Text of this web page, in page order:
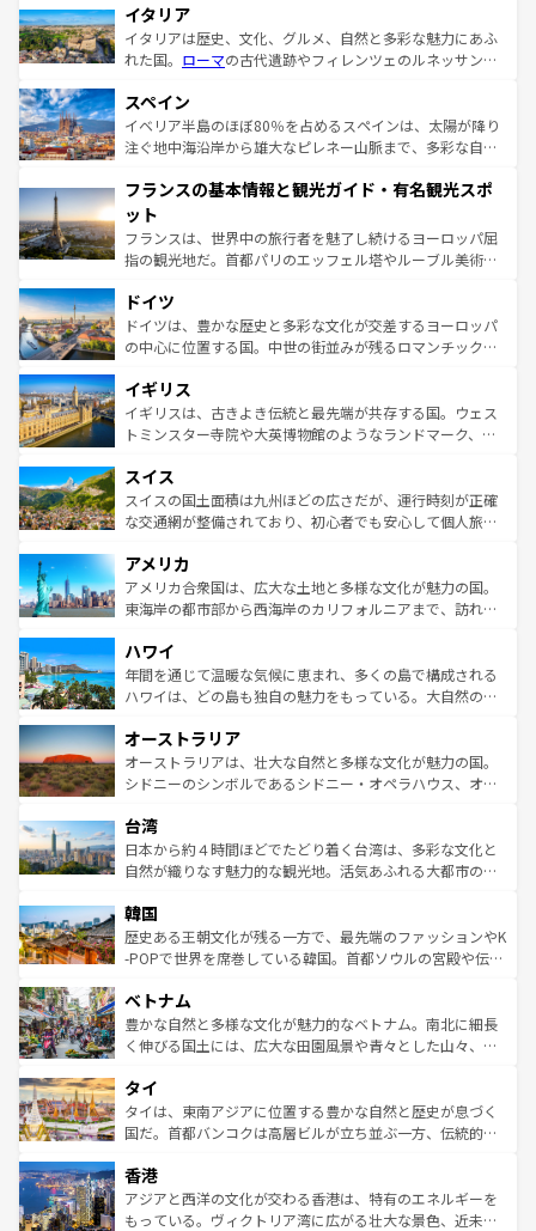
イタリア
イタリアは歴史、文化、グルメ、自然と多彩な魅力にあふ
れた国。 ローマの古代遺跡やフィレンツェのルネッサンス
ろん、トスカーナの美しい田園風景やアマルフィ海岸の絶
景など、自然景観も見逃せない。観光の合間には、本場の
ピザやパスタなど、絶品のイタリア料理を堪能することも
ませてくれるイタリアで、忘れられない旅をしてみよう！
なお、新着のイタリア情報は
しい。
スペイン
イベリア半島のほぼ80％を占めるスペインは、太陽が降り
注ぐ地中海沿岸から雄大なピレネー山脈まで、多彩な自然
文化が根付くこの国では、情熱的なフラメンコ、熱気あふ
れる闘牛、そして美味しいタパスが生活の一部となってい
る。首都マドリードの洗練された雰囲気や、バルセロナの
アートに溢れた街角から、地方では古代ローマ遺跡や中世
せる。地方によって風土や気候が異なるスペインはその個
性で訪れる人を魅了する。 なお、新着のスペイン情報は コ
ンテンツ一覧を参照してほしい。
フランスの基本情報と観光ガイド・有名観光スポ
ット
フランスは、世界中の旅行者を魅了し続けるヨーロッパ屈
指の観光地だ。首都パリのエッフェル塔やルーブル美術館
で、幅広い魅力が詰まっている。華麗な宮殿、歴史的な大
聖堂、美しいビーチ、そして豊かな自然が、訪れる者を心
から魅了する。また、フランスは美食の国としても知ら
いる。シャンパンの発祥地であるランス、プロヴァンスの
香り高いラベンダー畑など、多彩な楽しみ方が可能だ。さ
らに、パリ以外の地域にも魅力が溢れており、どの街角に
れる地方に足を運ぶとそれぞれで全く異なる文化を体験で
きるだろう。 なお、新着のフランス情報はコンテンツ一覧
を参照してほしい。
ドイツ
ドイツは、豊かな歴史と多彩な文化が交差するヨーロッパ
の中心に位置する国。中世の街並みが残るロマンチック街
顔を持つこの国は、どこを歩いても飽きることがない。ベ
ルリンの文化的活気、バイエルン州のアルプスの絶景、そ
してライン川沿いのワイン畑といった風景は必見。ビール
は、お酒好きな人にはぜひ体験してほしい。 なお、新着の
ドイツ情報はコンテンツ一覧を参照してほしい。
イギリス
イギリスは、古きよき伝統と最先端が共存する国。ウェス
トミンスター寺院や大英博物館のようなランドマーク、歴
リアごとに異なる魅力がある。また、優雅なアフタヌーン
ティー、ビール好きにはたまらない英国パブ、サッカー観
戦など、本場だからこそできる体験も豊富。イギリスを旅
ンツ一覧を参照してほしい。
スイス
スイスの国土面積は九州ほどの広さだが、運行時刻が正確
な交通網が整備されており、初心者でも安心して個人旅行
の建物がそのまま残る町や、スイスならではのユニークな
博物館もあり、アルプス観光だけでなく町歩きも満喫する
ことができる。国民の所得が高いため物価も高いが、旅行
ば市内交通費無料で観光を楽しむこともできる。 なお、新
着のスイス情報はコンテンツ一覧 を参照してほしい。
アメリカ
アメリカ合衆国は、広大な土地と多様な文化が魅力の国。
東海岸の都市部から西海岸のカリフォルニアまで、訪れる
のような巨大都市は、観光、ショッピング、エンターテイ
ンメントが詰まった刺激的なスポットだ。一方、アメリカ
西部には大自然が広がり、グランドキャニオンやイエロー
部のニューオーリンズでは、音楽と美食が融合した独特の
文化が魅力。旅行者はアメリカの各地域で異なる魅力を楽
しみながら、その多様性と豊かな歴史を感じることができ
ならではの贅沢な旅のスタイルだ。 なお、新着のアメリカ
情報はコンテンツ一覧を参照してほしい。
ハワイ
年間を通じて温暖な気候に恵まれ、多くの島で構成される
ハワイは、どの島も独自の魅力をもっている。大自然の神
ワイ島は見逃せない。また、定番の観光地といえばオアフ
島だが、静かな自然を求めるならマウイ島やカウアイ島が
おすすめ。エメラルドグリーンに輝く海をはじめ、豊かな
れるおもてなしの心で訪れる人々を迎えてくれるハワイの
人々、おいしいローカルフードやハワイアンミュージッ
ク、伝統的なフラダンスなど、すべてがハワイの魅力を彩
ワイを、存分に味わってほしい。 なお、新着のハワイ情報
はコンテンツ一覧を参照してほしい。
オーストラリア
オーストラリアは、壮大な自然と多様な文化が魅力の国。
シドニーのシンボルであるシドニー・オペラハウス、オー
リアリーフや大陸中央部にそびえるウルル（エアーズロッ
ク）、タスマニアの美しい原生林やケアンズの熱帯雨林な
ど、見どころがたくさん。また、カフェやワイン、オージ
いる。アクティビティも充実しており、サーフィンやダイ
ビング、ハイキングなど、アウトドア好きにはたまらな
い。オーストラリアの多彩な魅力を存分に味わいつくそ
参照してほしい。
台湾
日本から約４時間ほどでたどり着く台湾は、多彩な文化と
自然が織りなす魅力的な観光地。活気あふれる大都市の台
ン）、静ひつな山岳地帯である台湾東部など、都市の喧騒
と山間の静けさが共存しており、訪れる人に新しい発見と
驚きをもたらしてくれる。また、奥深い台湾の食文化も魅
容にもいいと評判のスイーツなど、バラエティ豊かな料理
が味わえる。 なお、新着の台湾情報は コンテンツ一覧を参
照してほしい。
韓国
歴史ある王朝文化が残る一方で、最先端のファッションやK
-POPで世界を席巻している韓国。首都ソウルの宮殿や伝統
き、地方に足を延ばせば四季折々の自然美を楽しむことが
できる。そして、キムチや焼肉、絶品のストリートフード
まで、さまざまな韓国料理が待っている。夜には、韓国な
リティに包まれながら、韓国の多彩な魅力を心ゆくまで味
わってみてほしい。 なお、新着の韓国情報はコンテンツ一
覧を参照してほしい。
ベトナム
豊かな自然と多様な文化が魅力的なベトナム。南北に細長
く伸びる国土には、広大な田園風景や青々とした山々、世
急速な発展と共に伝統が息づく。ハノイの古い町並みやホ
ーチミン市のフランス統治時代の建物も、独特の雰囲気を
醸し出している。また、バラエティの豊かさとおいしさで
とつ。フォーやバインミー、ベトナムコーヒーなどは、ぜ
ひ現地で味わいたい。どの地域を訪れてもあたたかい人々
が旅行者を迎えてくれるので、きっと忘れられない旅にな
タイ
タイは、東南アジアに位置する豊かな自然と歴史が息づく
国だ。首都バンコクは高層ビルが立ち並ぶ一方、伝統的な
の活気が交差している。北部ではチェンマイなどの山岳地
帯で自然と触れ合い、南部ではプーケットやクラビの美し
いビーチでリゾート気分を楽しむことができる。タイ料理
香港
アジアと西洋の文化が交わる香港は、特有のエネルギーを
もっている。ヴィクトリア湾に広がる壮大な景色、近未来